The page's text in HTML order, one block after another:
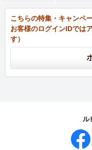
こちらの特集・キャンペ
お客様のログインIDでは
す）
ル